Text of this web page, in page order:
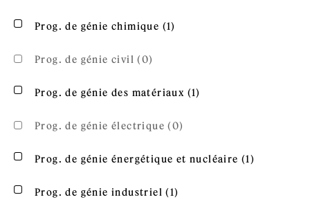
Apply Prog. de génie chimique filter
Prog. de génie chimique (1)
Prog. de génie civil (0)
Apply Prog. de génie des matériaux filter
Prog. de génie des matériaux (1)
Prog. de génie électrique (0)
Apply Prog. de génie énergétique et nucléaire filter
Prog. de génie énergétique et nucléaire (1)
Apply Prog. de génie industriel filter
Prog. de génie industriel (1)